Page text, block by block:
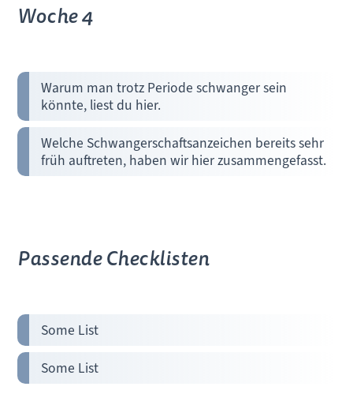
Woche 4
Warum man trotz Periode schwanger sein
könnte, liest du hier.
Welche Schwangerschaftsanzeichen bereits sehr
früh auftreten, haben wir hier zusammengefasst.
Passende Checklisten
Some List
Some List